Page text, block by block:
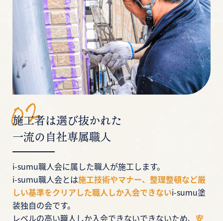
施工者は選び抜かれた
一流の自社専属職人
i-sumu職人会に属した職人が施工します。
i-sumu職人会とは施工技術やマナー、整理整頓など厳
しい基準をクリアした職人しか入会できないi-sumu塗
装独自の会です。
レベルの高い職人しか入会できないできないため、 安